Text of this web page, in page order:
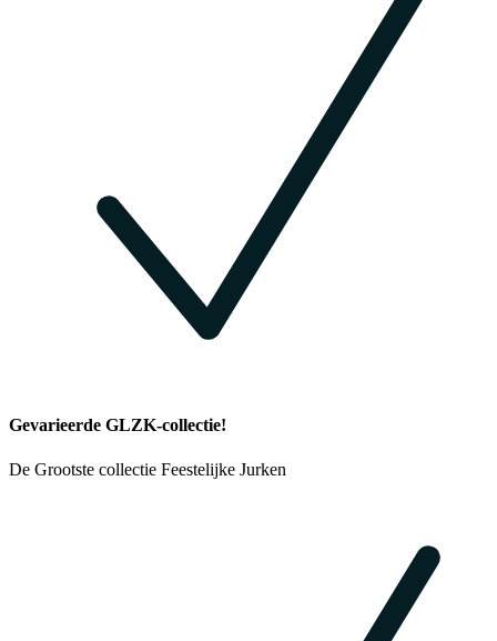
Gevarieerde GLZK-collectie!
De Grootste collectie Feestelijke Jurken